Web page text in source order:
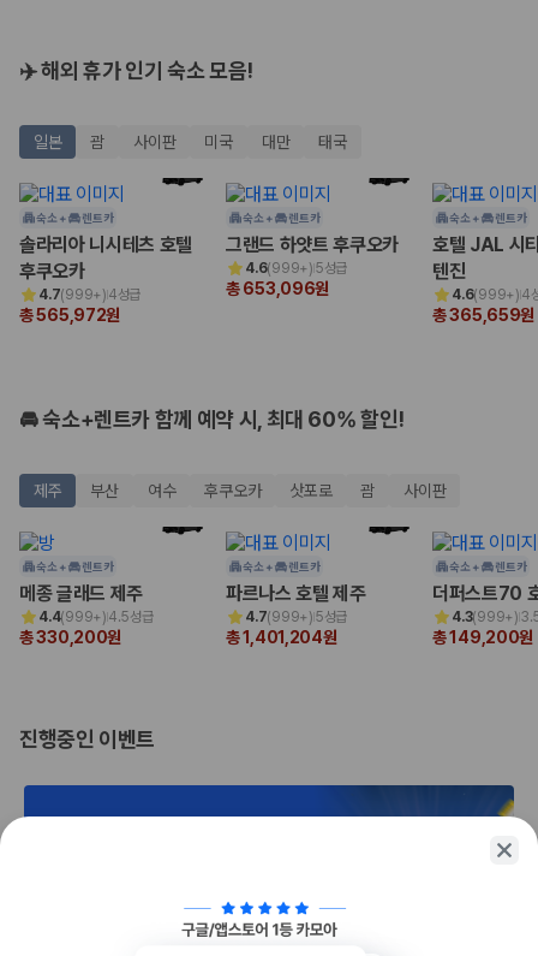
다. 카모아는 제주 렌트카 가격뿐 아니라 일반자차, 완전자차, 슈퍼자차 조
건을 함께 확인할 수 있도록 돕습니다.
일반자차:
완전자차:
보상 한도 내에서 면책금 부담이 줄어드는 보험 조건입니
슈퍼자차:더 높은 보장 조건을 원하는 사용자에게 적합합니다.
2000만 고객이 선택한 렌트카 가격비교 플랫폼
카모아는 제주렌트카부터 국내·해외 렌트카까지 비교할 수 있는 렌트카 가
격비교 플랫폼입니다.
사용자 리뷰
175,206건
67,123
전국 렌트카 지점
제주렌트카 가격비교 자주 묻는 질문
Q. 제주렌트카 가격비교는 카모아에서 어떻게 하나요?
A. 대여일, 반납일, 인수 지역을 선택하면 제주도 렌트카 업체별 가격, 차종,
Q. 제주 렌트카 가격비교 시 보험도 함께 비교할 수 있나요?
제주렌트카 가격비교 주요 링크
국내 렌트카 가격비교
해외 렌트카 가격비교
✈️ 해외 휴가 인기 숙소 모음!
일본 괌 사이판 미국 대만 태국
숙소 + 렌트카
솔라리아 니시테츠 호텔
후쿠오카
4.7(999+)4성급
총 565,972원
숙소 + 렌트카
그랜드 하얏트 후쿠오카
4.6(999+)5성급
총 653,096원
숙소 + 렌트카
호텔 JAL 시
텐진
4.6(999+)4
총 365,659원
🚘 숙소+렌트카 함께 예약 시, 최대 60% 할인!
제주 부산 여수 후쿠오카 삿포로 괌 사이판
숙소 + 렌트카
메종 글래드 제주
4.4(999+)4.5성급
총 330,200원
숙소 + 렌트카
파르나스 호텔 제주
4.7(999+)5성급
총 1,401,204원
숙소 + 렌트카
더퍼스트70
4.3(999+)
총 149,200원
진행중인 이벤트